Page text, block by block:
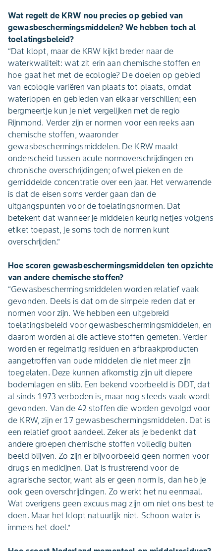
Wat regelt de KRW nou precies op gebied van
gewasbeschermingsmiddelen? We hebben toch al
toelatingsbeleid?
“Dat klopt, maar de KRW kijkt breder naar de
waterkwaliteit: wat zit erin aan chemische stoffen en
hoe gaat het met de ecologie? De doelen op gebied
van ecologie variëren van plaats tot plaats, omdat
waterlopen en gebieden van elkaar verschillen; een
bergmeertje kun je niet vergelijken met de regio
Rijnmond. Verder zijn er normen voor een reeks aan
chemische stoffen, waaronder
gewasbeschermingsmiddelen. De KRW maakt
onderscheid tussen acute normoverschrijdingen en
chronische overschrijdingen; ofwel pieken en de
gemiddelde concentratie over een jaar. Het verwarrende
is dat de eisen soms verder gaan dan de
uitgangspunten voor de toelatingsnormen. Dat
betekent dat wanneer je middelen keurig netjes volgens
etiket toepast, je soms toch de normen kunt
overschrijden.”
Hoe scoren gewasbeschermingsmiddelen ten opzichte
van andere chemische stoffen?
“Gewasbeschermingsmiddelen worden relatief vaak
gevonden. Deels is dat om de simpele reden dat er
normen voor zijn. We hebben een uitgebreid
toelatingsbeleid voor gewasbeschermingsmiddelen, en
daarom worden al die actieve stoffen gemeten. Verder
worden er regelmatig residuen en afbraakproducten
aangetroffen van oude middelen die niet meer zijn
toegelaten. Deze kunnen afkomstig zijn uit diepere
bodemlagen en slib. Een bekend voorbeeld is DDT, dat
al sinds 1973 verboden is, maar nog steeds vaak wordt
gevonden. Van de 42 stoffen die worden gevolgd voor
de KRW, zijn er 17 gewasbeschermingsmiddelen. Dat is
een relatief groot aandeel. Zeker als je bedenkt dat
andere groepen chemische stoffen volledig buiten
beeld blijven. Zo zijn er bijvoorbeeld geen normen voor
drugs en medicijnen. Dat is frustrerend voor de
agrarische sector, want als er geen norm is, dan heb je
ook geen overschrijdingen. Zo werkt het nu eenmaal.
Wat overigens geen excuus mag zijn om niet ons best te
doen. Maar het klopt natuurlijk niet. Schoon water is
immers het doel.”